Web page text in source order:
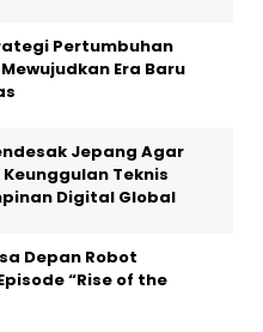
Pertumbuhan
Era Baru
Jepang Agar
Teknis
Digital Global
Depan Robot
“Rise of the